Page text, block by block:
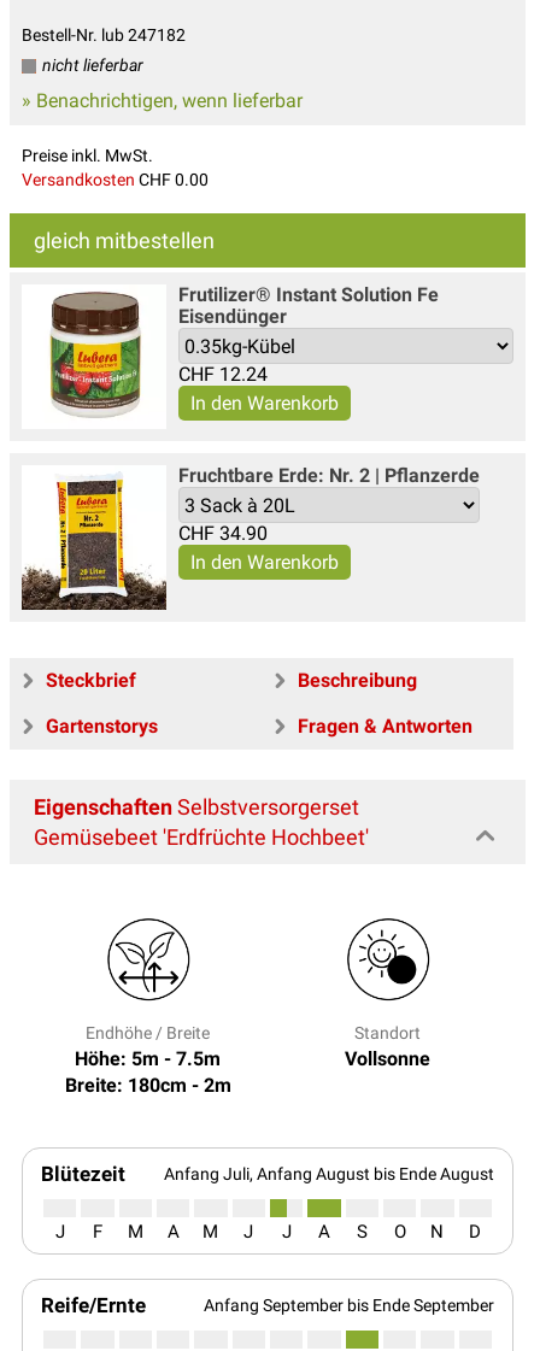
Bestell-Nr. lub 247182
nicht lieferbar
» Benachrichtigen, wenn lieferbar
Preise inkl. MwSt.
Versandkosten CHF 0.00
gleich mitbestellen
Frutilizer® Instant Solution Fe
Eisendünger
CHF 12.24
Fruchtbare Erde: Nr. 2 | Pflanzerde
CHF 34.90
Steckbrief
Beschreibung
Gartenstorys
Fragen & Antworten
EigenschaftenSelbstversorgerset
Gemüsebeet 'Erdfrüchte Hochbeet'
Endhöhe / Breite
Höhe: 5m - 7.5m
Breite: 180cm - 2m
Standort
Vollsonne
Blütezeit Anfang Juli, Anfang August bis Ende August
J F M A M J J A S O N D
Reife/Ernte Anfang September bis Ende September